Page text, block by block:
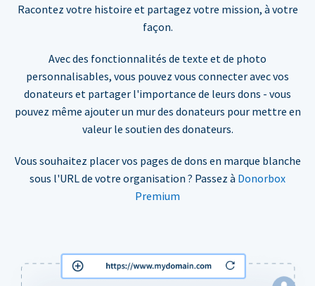
Racontez votre histoire et partagez votre mission, à votre
façon.
Avec des fonctionnalités de texte et de photo
personnalisables, vous pouvez vous connecter avec vos
donateurs et partager l'importance de leurs dons - vous
pouvez même ajouter un mur des donateurs pour mettre en
valeur le soutien des donateurs.
Vous souhaitez placer vos pages de dons en marque blanche
sous l'URL de votre organisation ? Passez à Donorbox
Premium